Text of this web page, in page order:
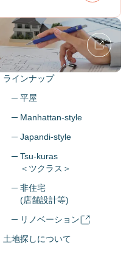
ラインナップ
─ 平屋
─ Manhattan-style
─ Japandi-style
─ Tsu-kuras
＜ツクラス＞
─ 非住宅
(店舗設計等)
─ リノベーション
土地探しについて